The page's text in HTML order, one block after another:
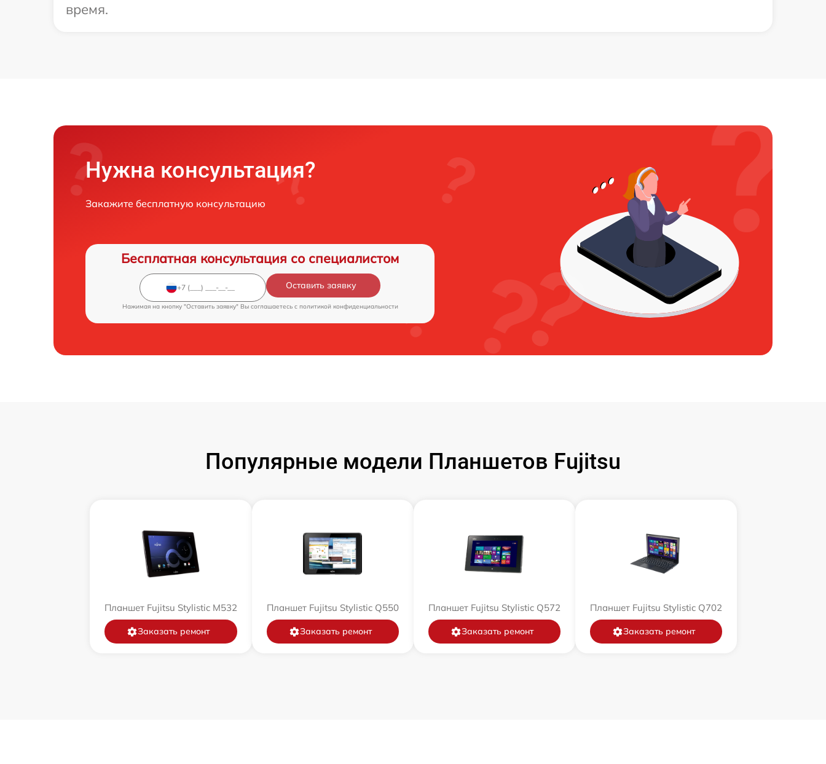
время.
Нужна консультация?
Закажите бесплатную консультацию
Бесплатная консультация со специалистом
Оставить заявку
Нажимая на кнопку "Оставить заявку" Вы соглашаетесь c политикой конфиденциальности
Популярные модели Планшетов Fujitsu
Планшет Fujitsu Stylistic M532
Заказать ремонт
Планшет Fujitsu Stylistic Q550
Заказать ремонт
Планшет Fujitsu Stylistic Q572
Заказать ремонт
Планшет Fujitsu Stylistic Q702
Заказать ремонт